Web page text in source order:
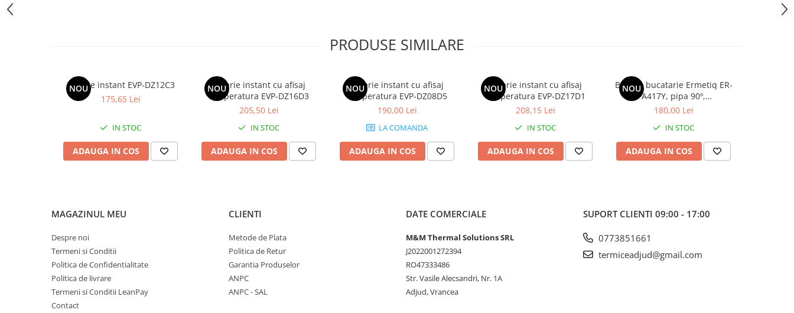
Robineti
Robineti radiator
Accesorii robineti
Pompe de circulatie
Accesorii pompe
Vase de expansiune pentru
Vase de expansiune pentru
instalatii sanitare
Vas de expansiune pentru hidrofor
PRODUSE SIMILARE
NOU
Baterie instant EVP-DZ12C3
175,65 Lei
IN STOC
ADAUGA IN COS
NOU
Baterie instant cu afisaj
temperatura EVP-DZ16D3
205,50 Lei
IN STOC
ADAUGA IN COS
NOU
Baterie instant cu afisaj
temperatura EVP-DZ08D5
190,00 Lei
LA COMANDA
ADAUGA IN COS
NOU
Baterie instant cu afisaj
temperatura EVP-DZ17D1
208,15 Lei
IN STOC
ADAUGA IN COS
NOU
Baterie bucatarie Ermetiq ER-
A417Y, pipa 90º,
monocomanda,Inox, Granit
180,00 Lei
IN STOC
ADAUGA IN COS
MAGAZINUL MEU
Despre noi
Termeni si Conditii
Politica de Confidentialitate
Politica de livrare
Termeni si Conditii LeanPay
Contact
CLIENTI
Metode de Plata
Politica de Retur
Garantia Produselor
ANPC
ANPC - SAL
DATE COMERCIALE
M&M Thermal Solutions SRL
J2022001272394
RO47333486
Str. Vasile Alecsandri, Nr. 1A
Adjud, Vrancea
SUPORT CLIENTI 09:00 - 17:00
0773851661
termiceadjud@gmail.com